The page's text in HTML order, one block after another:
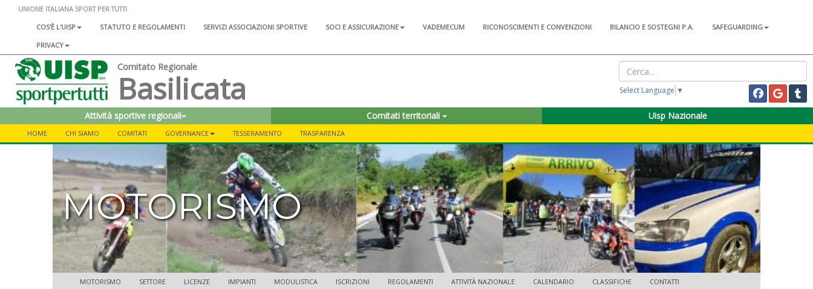
UNIONE ITALIANA SPORT PER TUTTI
COS'È L'UISP
STATUTO E REGOLAMENTI SERVIZI ASSOCIAZIONI SPORTIVE SOCI E ASSICURAZIONE VADEMECUM RICONOSCIMENTI E CONVENZIONI BILANCIO E SOSTEGNI P.A.
SAFEGUARDING
PRIVACY
Comitato Regionale
Basilicata Select Language ▼
Attività sportive regionali Comitati territoriali Uisp Nazionale
HOME CHI SIAMO COMITATI GOVERNANCE TESSERAMENTO TRASPARENZA
MOTORISMO
MOTORISMO SETTORE LICENZE IMPIANTI MODULISTICA ISCRIZIONI REGOLAMENTI ATTIVITÀ NAZIONALE CALENDARIO CLASSIFICHE CONTATTI